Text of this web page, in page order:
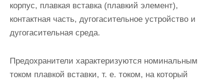
корпус, плав­кая вставка (плавкий элемент),
контактная часть, дугогасительное устройство и
дугогасительная среда.
Предохранители характеризуются номинальным
током плавкой вставки, т. е. током, на который